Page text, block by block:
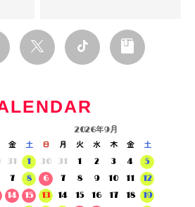
金
土
31
1
7
8
14
15
2026年9月
日 月 火 水 木 金
土
30
31 1 2 3 4
5
6
7 8 9 10 11
12
13
14 15 16 17 18
19